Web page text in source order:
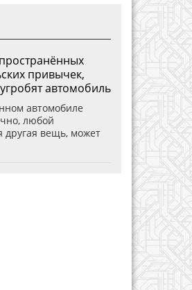
привычек,
автомобиль
автомобиле
любой
другая вещь, может